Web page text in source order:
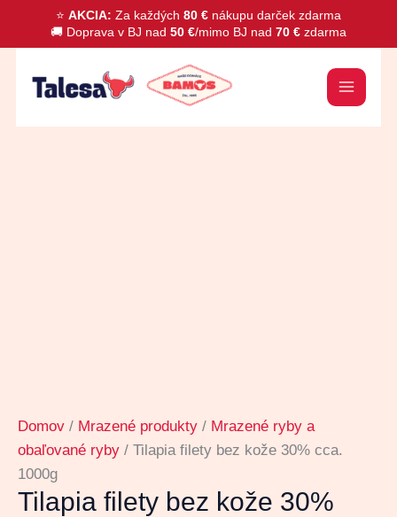
⭐ AKCIA: Za každých 80 € nákupu darček zdarma
🚚 Doprava v BJ nad 50 €/mimo BJ nad 70 € zdarma
Preskočiť
Domov / Mrazené produkty / Mrazené ryby a
obaľované ryby / Tilapia filety bez kože 30% cca.
1000g
Tilapia filety bez kože 30%
Tilapia
bez